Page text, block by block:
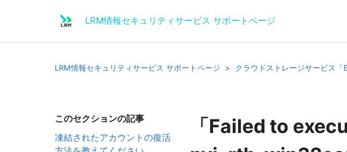
LRM情報セキュリティサービス サポートページ
LRM情報セキュリティサービス サポートページ クラウドストレージサービス「
このセクションの記事
凍結されたアカウントの復活
「Failed to